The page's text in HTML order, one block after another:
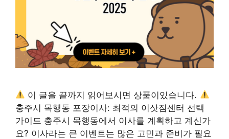
이 글을 끝까지 읽어보시면 상품이있습니다.
충주시 목행동 포장이사: 최적의 이삿짐센터 선택
가이드 충주시 목행동에서 이사를 계획하고 계신가
요? 이사라는 큰 이벤트는 많은 고민과 준비가 필요